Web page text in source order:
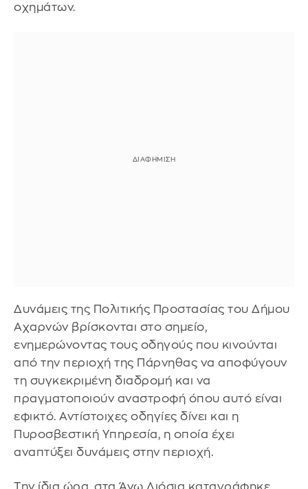
οχημάτων.
Δυνάμεις της Πολιτικής Προστασίας του Δήμου
Αχαρνών βρίσκονται στο σημείο,
ενημερώνοντας τους οδηγούς που κινούνται
από την περιοχή της Πάρνηθας να αποφύγουν
τη συγκεκριμένη διαδρομή και να
πραγματοποιούν αναστροφή όπου αυτό είναι
εφικτό. Αντίστοιχες οδηγίες δίνει και η
Πυροσβεστική Υπηρεσία, η οποία έχει
αναπτύξει δυνάμεις στην περιοχή.
Την ίδια ώρα, στα Άνω Λιόσια καταγράφηκε